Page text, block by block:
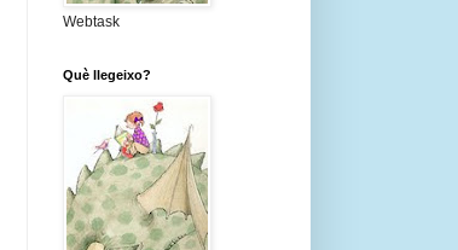
Webtask
Què llegeixo?